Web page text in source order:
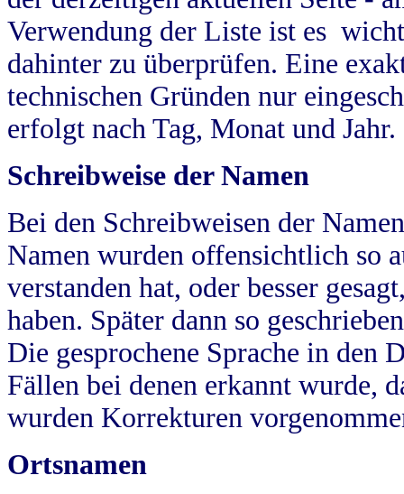
Verwendung der Liste ist es
dahinter zu überprüfen. Eine
technischen Gründen nur
erfolgt nach Tag, Monat und Jahr.
Schreibweise der Namen
Bei den Schreibweisen der
Namen wurden offensichtlich so
verstanden hat, oder besser
haben. Später dann so
Die gesprochene Sprache in
Fällen bei denen erkannt wurde,
wurden Korrekturen
Ortsnamen